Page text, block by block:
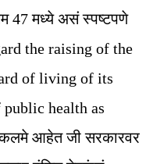
47 मध्ये असं स्पष्टपणे
the raising of the
of living of its
health as
आहेत जी सरकारवर